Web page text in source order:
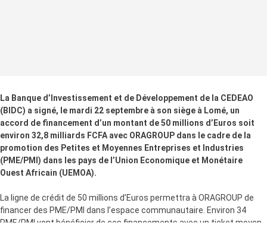
La Banque d’Investissement et de Développement de la CEDEAO
(BIDC) a signé, le mardi 22 septembre à son siège à Lomé, un
accord de financement d’un montant de 50 millions d’Euros soit
environ 32,8 milliards FCFA avec ORAGROUP dans le cadre de la
promotion des Petites et Moyennes Entreprises et Industries
(PME/PMI) dans les pays de l’Union Economique et Monétaire
Ouest Africain (UEMOA).
La ligne de crédit de 50 millions d’Euros permettra à ORAGROUP de
financer des PME/PMI dans l’espace communautaire. Environ 34
PME/PMI vont bénéficier de ces financements avec un ticket moyen